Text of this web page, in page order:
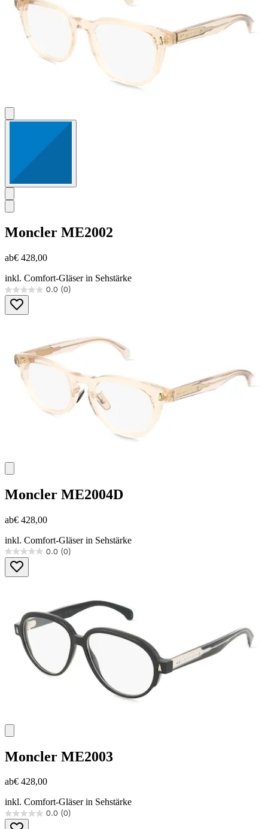
Moncler ME2002
ab€ 428,00
inkl. Comfort-Gläser in Sehstärke
0.0 (0)
0.0
von
5
Moncler ME2004D
ab€ 428,00
inkl. Comfort-Gläser in Sehstärke
0.0 (0)
0.0
von
5
Moncler ME2003
ab€ 428,00
inkl. Comfort-Gläser in Sehstärke
0.0 (0)
0.0